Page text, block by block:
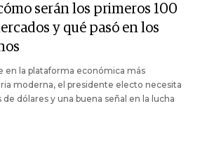
serán los primeros 100
y qué pasó en los
en la plataforma económica más
moderna, el presidente electo necesita
dólares y una buena señal en la lucha